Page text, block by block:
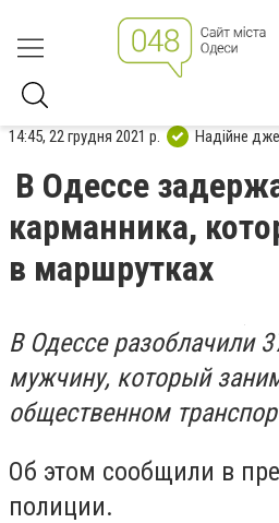
14:45, 22 грудня 2021 р. Надійне
В Одессе
карманника,
в маршрутках
В Одессе разоблачили
мужчину, который
общественном
Об этом сообщили в
полиции.